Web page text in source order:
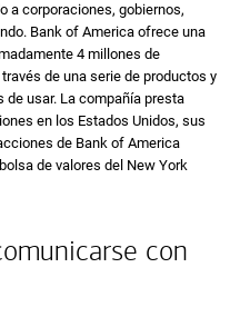
a corporaciones, gobiernos,
Bank of America ofrece una
4 millones de
de una serie de productos y
usar. La compañía presta
en los Estados Unidos, sus
de Bank of America
de valores del New York
con